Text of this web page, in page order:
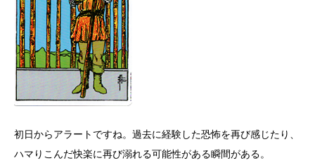
初日からアラートですね。過去に経験した恐怖を再び感じたり、
ハマりこんだ快楽に再び溺れる可能性がある瞬間がある。